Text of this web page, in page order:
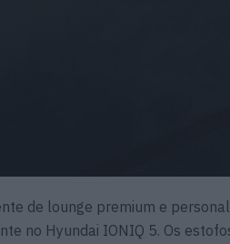
de lounge premium e
no Hyundai IONIQ 5. Os